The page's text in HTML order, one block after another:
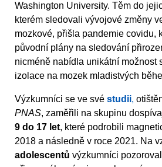
Washington University. Těm do
kterém sledovali vývojové změny
mozkové, přišla pandemie covidu,
původní plány na sledování
nicméně nabídla unikátní možnost
izolace na mozek mladistvých
Výzkumníci se ve své studii,
PNAS, zaměřili na skupinu
9 do 17 let, které podrobili
2018 a následně v roce 2021. Na
adolescentů výzkumníci